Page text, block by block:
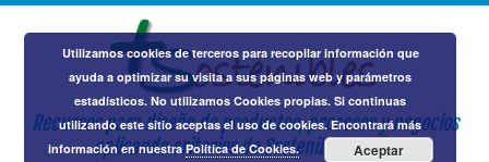
Recursos para diseño de productos, procesos y negocios
aplicandocriterios de Sostenibilidad
Utilizamos cookies de terceros para recopilar información que
ayuda a optimizar su visita a sus páginas web y parámetros
estadísticos. No utilizamos Cookies propias. Si continuas
utilizando este sitio aceptas el uso de cookies. Encontrará más
información en nuestraPolítica de Cookies. Aceptar